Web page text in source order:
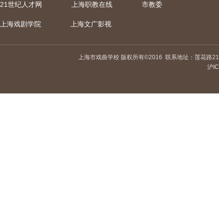
21世纪人才网 上海职教在线 市教委
上海戏剧学院 上海文广影视
上海市戏曲学校 版权所有©2016 联系地址：莲花路
沪